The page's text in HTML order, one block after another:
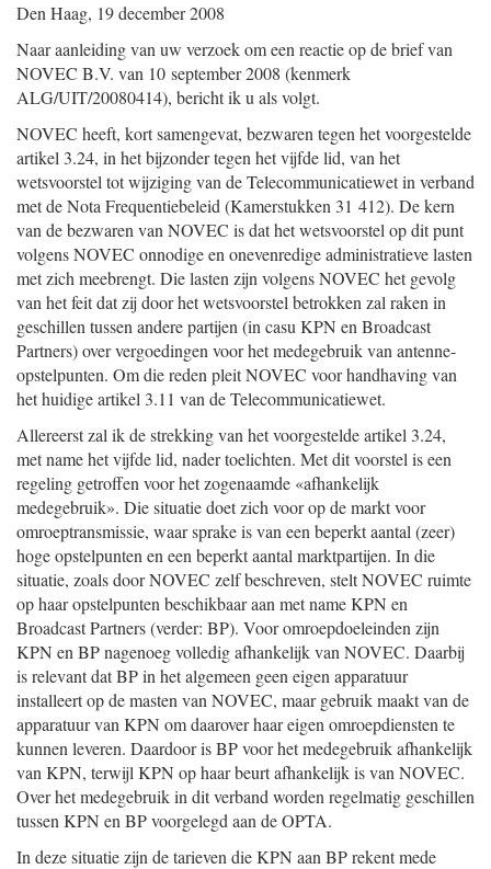
Den Haag, 19 december 2008
Naar aanleiding van uw verzoek om een reactie op de brief van
NOVEC B.V. van 10 september 2008 (kenmerk
ALG/UIT/20080414), bericht ik u als volgt.
NOVEC heeft, kort samengevat, bezwaren tegen het voorgestelde
artikel 3.24, in het bijzonder tegen het vijfde lid, van het
wetsvoorstel tot wijziging van de Telecommunicatiewet in verband
met de Nota Frequentiebeleid (Kamerstukken 31 412). De kern
van de bezwaren van NOVEC is dat het wetsvoorstel op dit punt
volgens NOVEC onnodige en onevenredige administratieve lasten
met zich meebrengt. Die lasten zijn volgens NOVEC het gevolg
van het feit dat zij door het wetsvoorstel betrokken zal raken in
geschillen tussen andere partijen (in casu KPN en Broadcast
Partners) over vergoedingen voor het medegebruik van antenne-
opstelpunten. Om die reden pleit NOVEC voor handhaving van
het huidige artikel 3.11 van de Telecommunicatiewet.
Allereerst zal ik de strekking van het voorgestelde artikel 3.24,
met name het vijfde lid, nader toelichten. Met dit voorstel is een
regeling getroffen voor het zogenaamde «afhankelijk
medegebruik». Die situatie doet zich voor op de markt voor
omroeptransmissie, waar sprake is van een beperkt aantal (zeer)
hoge opstelpunten en een beperkt aantal marktpartijen. In die
situatie, zoals door NOVEC zelf beschreven, stelt NOVEC ruimte
op haar opstelpunten beschikbaar aan met name KPN en
Broadcast Partners (verder: BP). Voor omroepdoeleinden zijn
KPN en BP nagenoeg volledig afhankelijk van NOVEC. Daarbij
is relevant dat BP in het algemeen geen eigen apparatuur
installeert op de masten van NOVEC, maar gebruik maakt van de
apparatuur van KPN om daarover haar eigen omroepdiensten te
kunnen leveren. Daardoor is BP voor het medegebruik afhankelijk
van KPN, terwijl KPN op haar beurt afhankelijk is van NOVEC.
Over het medegebruik in dit verband worden regelmatig geschillen
tussen KPN en BP voorgelegd aan de OPTA.
In deze situatie zijn de tarieven die KPN aan BP rekent mede